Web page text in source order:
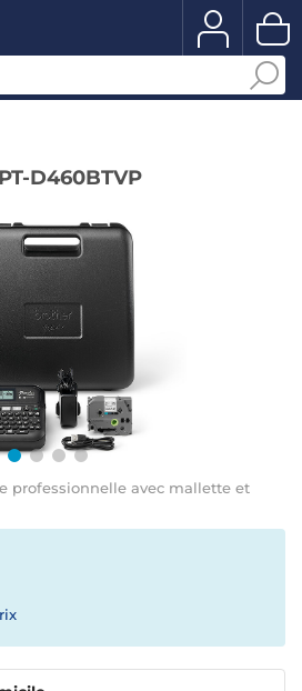
D460BTVP
professionnelle avec mallette et